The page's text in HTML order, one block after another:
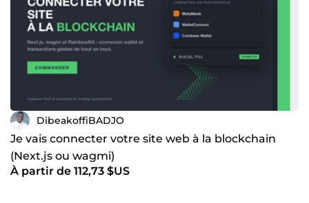
DibeakoffiBADJO
Je vais connecter votre site web à la blockchain
(Next.js ou wagmi)
À partir de 112,73 $US